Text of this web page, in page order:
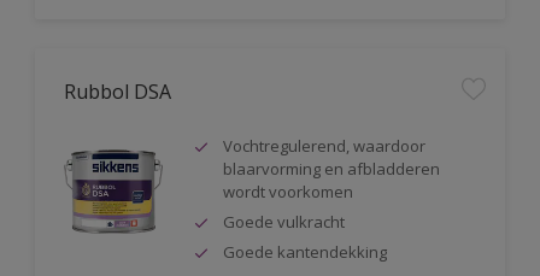
Rubbol DSA
Vochtregulerend, waardoor
blaarvorming en afbladderen
wordt voorkomen
Goede vulkracht
Goede kantendekking